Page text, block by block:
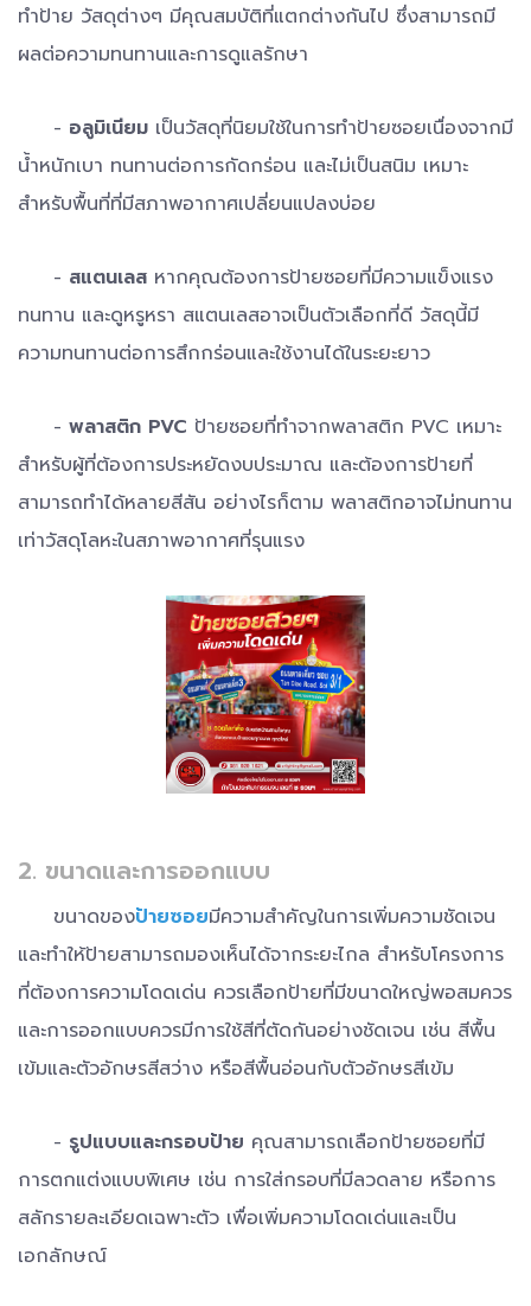
ทำป้าย วัสดุต่างๆ มีคุณสมบัติที่แตกต่างกันไป ซึ่งสามารถมี
ผลต่อความทนทานและการดูแลรักษา
- อลูมิเนียม เป็นวัสดุที่นิยมใช้ในการทำป้ายซอยเนื่องจากมี
น้ำหนักเบา ทนทานต่อการกัดกร่อน และไม่เป็นสนิม เหมาะ
สำหรับพื้นที่ที่มีสภาพอากาศเปลี่ยนแปลงบ่อย
- สแตนเลส หากคุณต้องการป้ายซอยที่มีความแข็งแรง
ทนทาน และดูหรูหรา สแตนเลสอาจเป็นตัวเลือกที่ดี วัสดุนี้มี
ความทนทานต่อการสึกกร่อนและใช้งานได้ในระยะยาว
- พลาสติก PVC ป้ายซอยที่ทำจากพลาสติก PVC เหมาะ
สำหรับผู้ที่ต้องการประหยัดงบประมาณ และต้องการป้ายที่
สามารถทำได้หลายสีสัน อย่างไรก็ตาม พลาสติกอาจไม่ทนทาน
เท่าวัสดุโลหะในสภาพอากาศที่รุนแรง
2. ขนาดและการออกแบบ
ขนาดของป้ายซอยมีความสำคัญในการเพิ่มความชัดเจน
และทำให้ป้ายสามารถมองเห็นได้จากระยะไกล สำหรับโครงการ
ที่ต้องการความโดดเด่น ควรเลือกป้ายที่มีขนาดใหญ่พอสมควร
และการออกแบบควรมีการใช้สีที่ตัดกันอย่างชัดเจน เช่น สีพื้น
เข้มและตัวอักษรสีสว่าง หรือสีพื้นอ่อนกับตัวอักษรสีเข้ม
- รูปแบบและกรอบป้าย คุณสามารถเลือกป้ายซอยที่มี
การตกแต่งแบบพิเศษ เช่น การใส่กรอบที่มีลวดลาย หรือการ
สลักรายละเอียดเฉพาะตัว เพื่อเพิ่มความโดดเด่นและเป็น
เอกลักษณ์